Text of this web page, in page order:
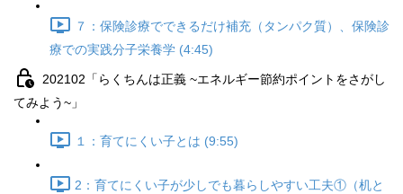
７：保険診療でできるだけ補充（タンパク質）、保険診
療での実践分子栄養学 (4:45)
202102「らくちんは正義 ~エネルギー節約ポイントをさがし
てみよう~」
１：育てにくい子とは (9:55)
2：育てにくい子が少しでも暮らしやすい工夫①（机と